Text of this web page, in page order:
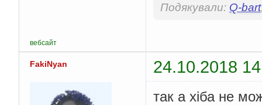
Подякували: Q-bart
вебсайт
FakiNyan 24.10.2018
так а хіба не